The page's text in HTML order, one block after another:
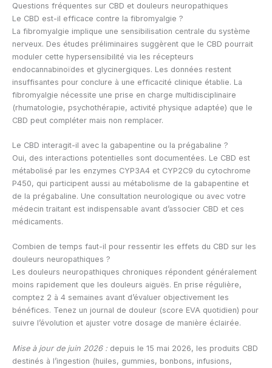
Questions fréquentes sur CBD et douleurs neuropathiques
Le CBD est-il efficace contre la fibromyalgie ?
La fibromyalgie implique une sensibilisation centrale du système
nerveux. Des études préliminaires suggèrent que le CBD pourrait
moduler cette hypersensibilité via les récepteurs
endocannabinoïdes et glycinergiques. Les données restent
insuffisantes pour conclure à une efficacité clinique établie. La
fibromyalgie nécessite une prise en charge multidisciplinaire
(rhumatologie, psychothérapie, activité physique adaptée) que le
CBD peut compléter mais non remplacer.
Le CBD interagit-il avec la gabapentine ou la prégabaline ?
Oui, des interactions potentielles sont documentées. Le CBD est
métabolisé par les enzymes CYP3A4 et CYP2C9 du cytochrome
P450, qui participent aussi au métabolisme de la gabapentine et
de la prégabaline. Une consultation neurologique ou avec votre
médecin traitant est indispensable avant d’associer CBD et ces
médicaments.
Combien de temps faut-il pour ressentir les effets du CBD sur les
douleurs neuropathiques ?
Les douleurs neuropathiques chroniques répondent généralement
moins rapidement que les douleurs aiguës. En prise régulière,
comptez 2 à 4 semaines avant d’évaluer objectivement les
bénéfices. Tenez un journal de douleur (score EVA quotidien) pour
suivre l’évolution et ajuster votre dosage de manière éclairée.
Mise à jour de juin 2026 : depuis le 15 mai 2026, les produits CBD
destinés à l’ingestion (huiles, gummies, bonbons, infusions,